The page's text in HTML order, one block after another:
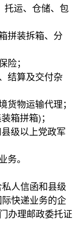
运、仓储、包
拼装拆箱、分
；
结算及交付杂
物运输代理；
箱拼箱)；
级以上党政军
。
人信函和县级
快递业务的企
办理邮政委托证